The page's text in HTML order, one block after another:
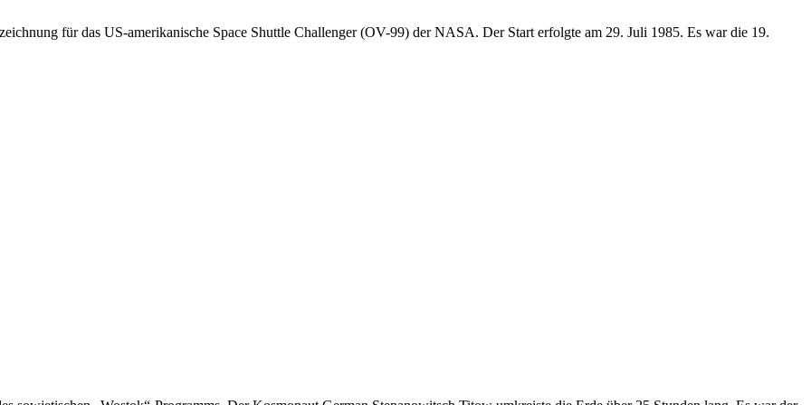
für das US-amerikanische Space Shuttle Challenger (OV-99) der NASA. Der Start erfolgte am 29. Juli 1985. Es war die 19.